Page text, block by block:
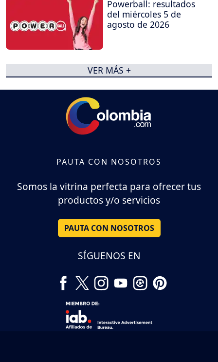
Powerball: resultados
del miércoles 5 de
agosto de 2026
VER MÁS +
PAUTA CON NOSOTROS
Somos la vitrina perfecta para ofrecer tus
productos y/o servicios
PAUTA CON NOSOTROS
SÍGUENOS EN